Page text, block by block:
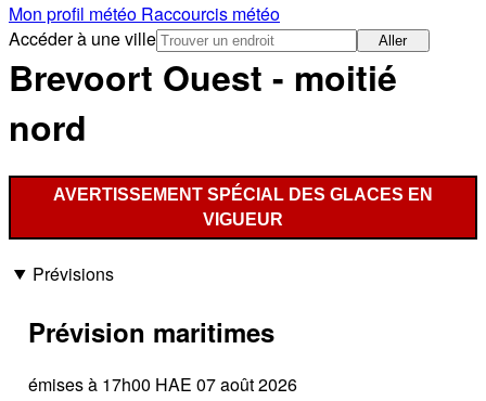
Mon profil météo Raccourcis météo
Accéder à une ville
Aller
Brevoort Ouest - moitié
nord
AVERTISSEMENT SPÉCIAL DES GLACES EN
VIGUEUR
Prévisions
Prévision maritimes
émises à 17h00 HAE 07 août 2026